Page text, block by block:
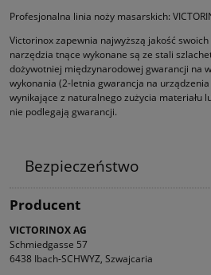
Profesjonalna linia noży masarskich:
Victorinox zapewnia najwyższą jakość
narzędzia tnące wykonane są ze stali
dożywotniej międzynarodowej gwarancji na
wykonania (2-letnia gwarancja na
wynikające z naturalnego zużycia materiału
nie podlegają gwarancji.
Bezpieczeństwo
Producent
VICTORINOX AG
Schmiedgasse 57
6438 Ibach-SCHWYZ, Szwajcaria